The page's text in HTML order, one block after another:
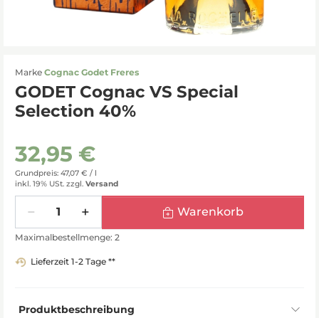
Marke Cognac Godet Freres
GODET Cognac VS Special
Selection 40%
32,95 €
Grundpreis: 47,07 € / l
inkl. 19% USt. zzgl. Versand
Warenkorb
Maximalbestellmenge: 2
Lieferzeit 1-2 Tage **
Produktbeschreibung